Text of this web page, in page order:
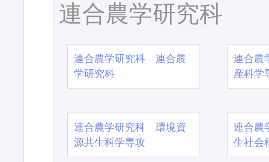
連合農学研究科
連合農学研究科 連合農
学研究科
連合農
産科学
連合農学研究科 環境資
源共生科学専攻
連合農
生社会